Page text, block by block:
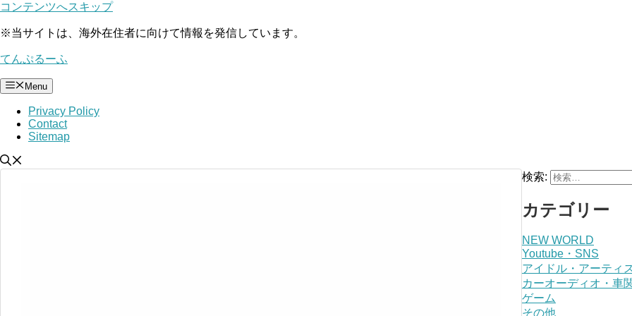
コンテンツへスキップ
※当サイトは、海外在住者に向けて情報を発信しています。
てんぷるーふ
Menu
Privacy Policy
Contact
Sitemap
検索:
カテゴリー
NEW WORLD
Youtube・SNS
アイドル・アーティ
カーオーディオ・車
ゲーム
その他